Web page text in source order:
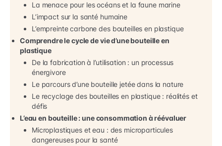
La menace pour les océans et la faune marine
L’impact sur la santé humaine
L’empreinte carbone des bouteilles en plastique
Comprendre le cycle de vie d’une bouteille en
plastique
De la fabrication à l’utilisation : un processus
énergivore
Le parcours d’une bouteille jetée dans la nature
Le recyclage des bouteilles en plastique : réalités et
défis
L’eau en bouteille : une consommation à réévaluer
Microplastiques et eau : des microparticules
dangereuses pour la santé